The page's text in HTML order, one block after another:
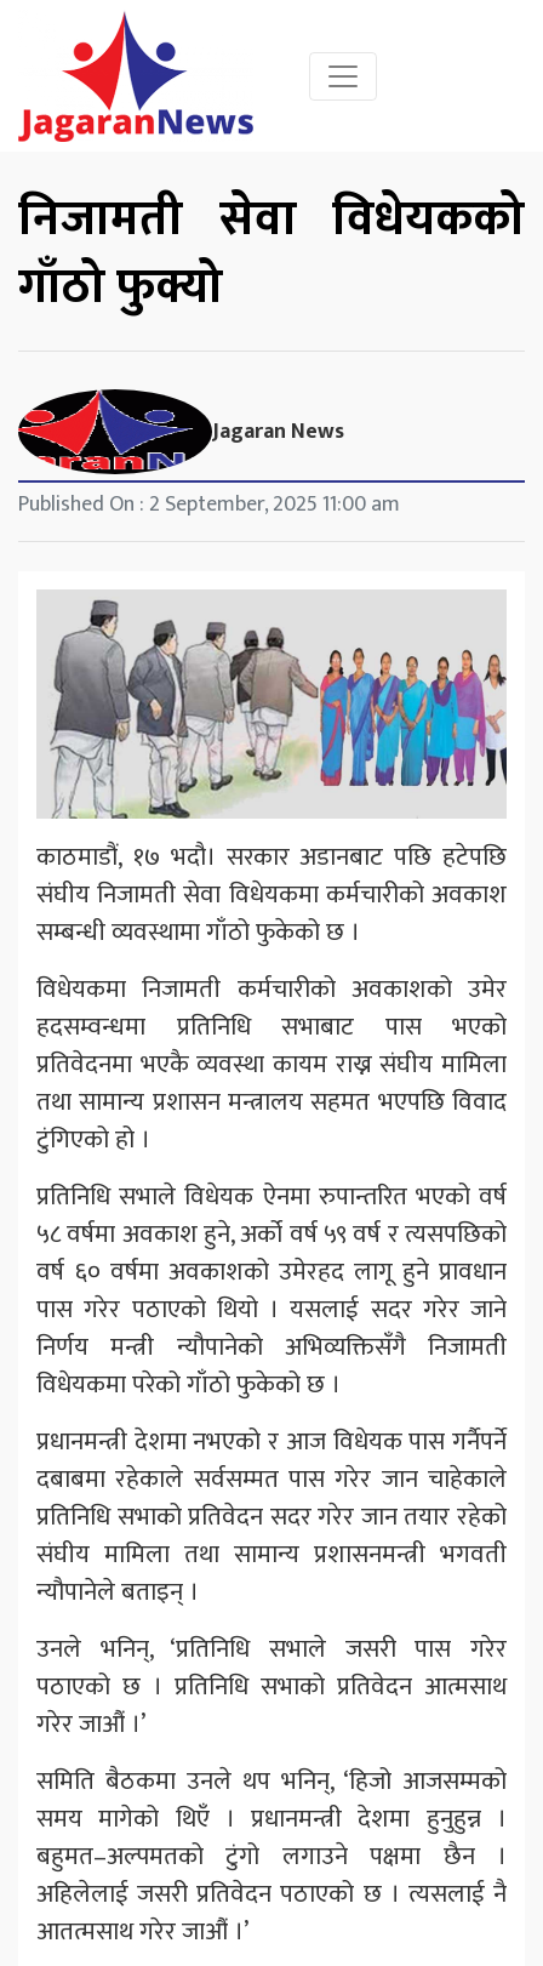
निजामती सेवा विधेयकको
गाँठो फुक्यो
Jagaran News
Published On : 2 September, 2025 11:00 am
काठमाडौं, १७ भदौ। सरकार अडानबाट पछि हटेपछि
संघीय निजामती सेवा विधेयकमा कर्मचारीको अवकाश
सम्बन्धी व्यवस्थामा गाँठो फुकेको छ ।
विधेयकमा निजामती कर्मचारीको अवकाशको उमेर
हदसम्वन्धमा प्रतिनिधि सभाबाट पास भएको
प्रतिवेदनमा भएकै व्यवस्था कायम राख्न संघीय मामिला
तथा सामान्य प्रशासन मन्त्रालय सहमत भएपछि विवाद
टुंगिएको हो ।
प्रतिनिधि सभाले विधेयक ऐनमा रुपान्तरित भएको वर्ष
५८ वर्षमा अवकाश हुने, अर्को वर्ष ५९ वर्ष र त्यसपछिको
वर्ष ६० वर्षमा अवकाशको उमेरहद लागू हुने प्रावधान
पास गरेर पठाएको थियो । यसलाई सदर गरेर जाने
निर्णय मन्त्री न्यौपानेको अभिव्यक्तिसँगै निजामती
विधेयकमा परेको गाँठो फुकेको छ ।
प्रधानमन्त्री देशमा नभएको र आज विधेयक पास गर्नैपर्ने
दबाबमा रहेकाले सर्वसम्मत पास गरेर जान चाहेकाले
प्रतिनिधि सभाको प्रतिवेदन सदर गरेर जान तयार रहेको
संघीय मामिला तथा सामान्य प्रशासनमन्त्री भगवती
न्यौपानेले बताइन् ।
उनले भनिन्, ‘प्रतिनिधि सभाले जसरी पास गरेर
पठाएको छ । प्रतिनिधि सभाको प्रतिवेदन आत्मसाथ
गरेर जाऔं ।’
समिति बैठकमा उनले थप भनिन्, ‘हिजो आजसम्मको
समय मागेको थिएँ । प्रधानमन्त्री देशमा हुनुहुन्न ।
बहुमत–अल्पमतको टुंगो लगाउने पक्षमा छैन ।
अहिलेलाई जसरी प्रतिवेदन पठाएको छ । त्यसलाई नै
आतत्मसाथ गरेर जाऔं ।’